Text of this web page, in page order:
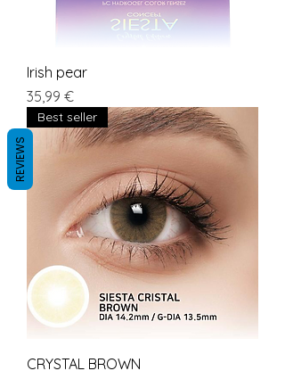
Irish pear
Preis
35,99 €
Best seller
CRYSTAL BROWN
REVIEWS